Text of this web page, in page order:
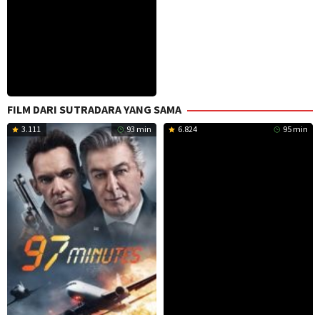
FILM DARI SUTRADARA YANG SAMA
3.111 93 min 6.824 95 min